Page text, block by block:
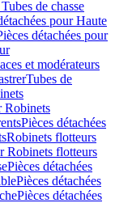
de chasse
pour Haute
détachées pour
et modérateurs
Tubes de
Robinets
Pièces détachées
Robinets flotteurs
Robinets flotteurs
Pièces détachées
Pièces détachées
Pièces détachées